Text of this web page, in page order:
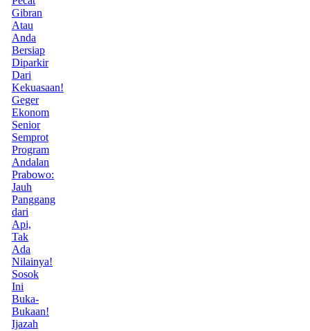
Gibran
Atau
Anda
Bersiap
Diparkir
Dari
Kekuasaan!
Geger
Ekonom
Senior
Semprot
Program
Andalan
Prabowo:
Jauh
Panggang
dari
Api,
Tak
Ada
Nilainya!
Sosok
Ini
Buka-
Bukaan!
Ijazah